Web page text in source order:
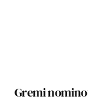
Gremi